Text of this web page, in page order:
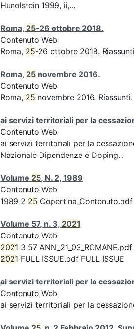
Hunolstein 1999, ii,...
Roma, 25-26 ottobre 2018.
Contenuto Web
Roma, 25-26 ottobre 2018. Riassunti
Roma, 25 novembre 2016.
Contenuto Web
Roma, 25 novembre 2016. Riassunti.
ai servizi territoriali per la
Contenuto Web
ai servizi territoriali per la
Nazionale Dipendenze e Doping...
Volume 25, N. 2, 1989
Contenuto Web
1989 2 25
Volume 57, n. 3, 2021
Contenuto Web
2021 3 57
2021 FULL ISSUE.pdf FULL ISSUE
ai servizi territoriali per la
Contenuto Web
ai servizi territoriali per la